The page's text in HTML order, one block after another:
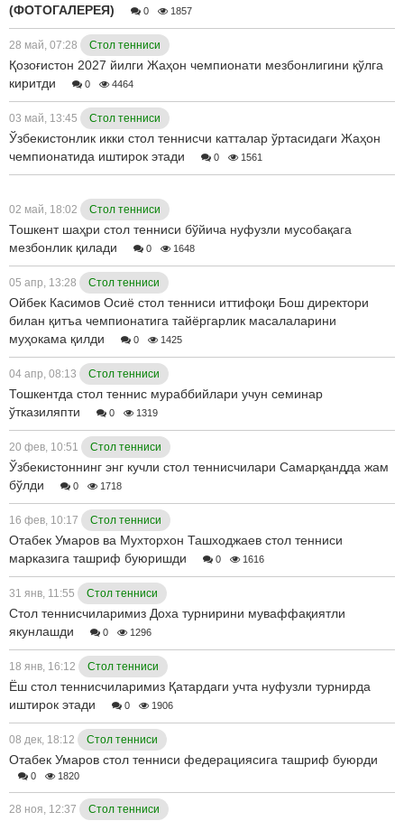
(ФОТОГАЛЕРЕЯ)
0 1857
28 май, 07:28 Стол тенниси
Қозоғистон 2027 йилги Жаҳон чемпионати мезбонлигини қўлга
киритди
0 4464
03 май, 13:45 Стол тенниси
Ўзбекистонлик икки стол теннисчи катталар ўртасидаги Жаҳон
чемпионатида иштирок этади
0 1561
02 май, 18:02 Стол тенниси
Тошкент шаҳри стол тенниси бўйича нуфузли мусобақага
мезбонлик қилади
0 1648
05 апр, 13:28 Стол тенниси
Ойбек Касимов Осиё стол тенниси иттифоқи Бош директори
билан қитъа чемпионатига тайёргарлик масалаларини
муҳокама қилди
0 1425
04 апр, 08:13 Стол тенниси
Тошкентда стол теннис мураббийлари учун семинар
ўтказиляпти
0 1319
20 фев, 10:51 Стол тенниси
Ўзбекистоннинг энг кучли стол теннисчилари Самарқандда жам
бўлди
0 1718
16 фев, 10:17 Стол тенниси
Отабек Умаров ва Мухторхон Ташходжаев стол тенниси
марказига ташриф буюришди
0 1616
31 янв, 11:55 Стол тенниси
Стол теннисчиларимиз Доха турнирини муваффақиятли
якунлашди
0 1296
18 янв, 16:12 Стол тенниси
Ёш стол теннисчиларимиз Қатардаги учта нуфузли турнирда
иштирок этади
0 1906
08 дек, 18:12 Стол тенниси
Отабек Умаров стол тенниси федерациясига ташриф буюрди
0 1820
28 ноя, 12:37 Стол тенниси